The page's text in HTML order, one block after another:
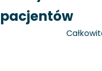
pacjentów